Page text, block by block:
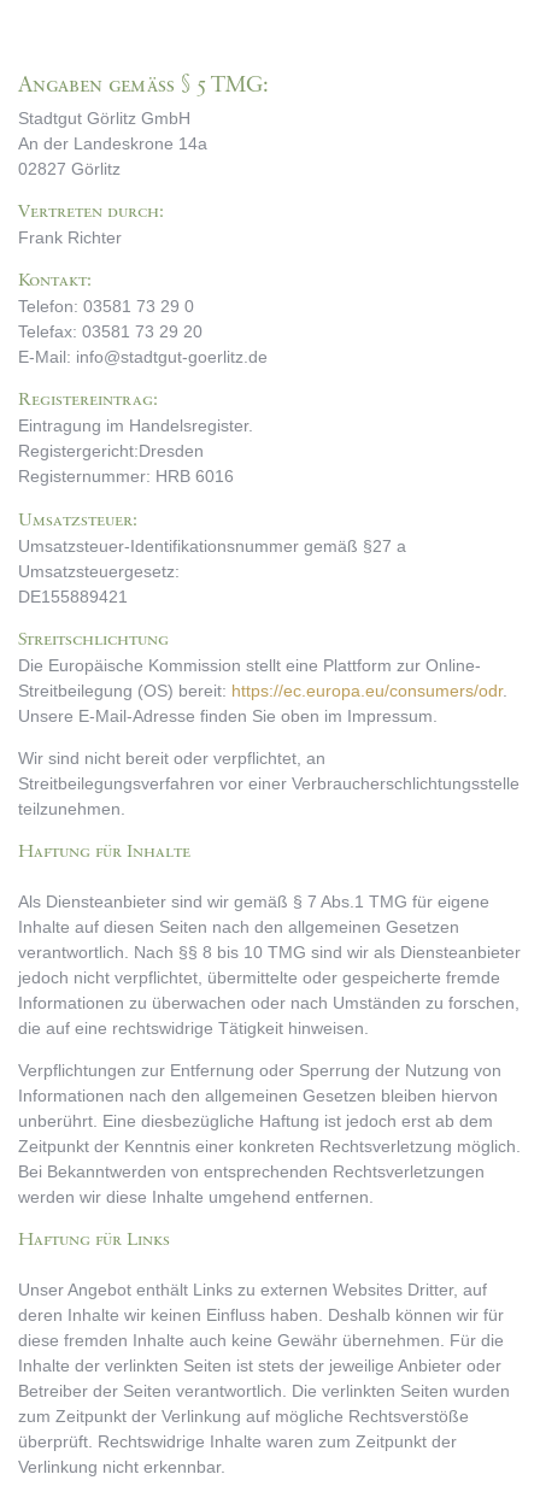
Angaben gemäß § 5 TMG:
Stadtgut Görlitz GmbH
An der Landeskrone 14a
02827 Görlitz
Vertreten durch:
Frank Richter
Kontakt:
Telefon: 03581 73 29 0
Telefax: 03581 73 29 20
E-Mail: info@stadtgut-goerlitz.de
Registereintrag:
Eintragung im Handelsregister.
Registergericht:Dresden
Registernummer: HRB 6016
Umsatzsteuer:
Umsatzsteuer-Identifikationsnummer gemäß §27 a
Umsatzsteuergesetz:
DE155889421
Streitschlichtung
Die Europäische Kommission stellt eine Plattform zur Online-
Streitbeilegung (OS) bereit: https://ec.europa.eu/consumers/odr.
Unsere E-Mail-Adresse finden Sie oben im Impressum.
Wir sind nicht bereit oder verpflichtet, an
Streitbeilegungsverfahren vor einer Verbraucherschlichtungsstelle
teilzunehmen.
Haftung für Inhalte
Als Diensteanbieter sind wir gemäß § 7 Abs.1 TMG für eigene
Inhalte auf diesen Seiten nach den allgemeinen Gesetzen
verantwortlich. Nach §§ 8 bis 10 TMG sind wir als Diensteanbieter
jedoch nicht verpflichtet, übermittelte oder gespeicherte fremde
Informationen zu überwachen oder nach Umständen zu forschen,
die auf eine rechtswidrige Tätigkeit hinweisen.
Verpflichtungen zur Entfernung oder Sperrung der Nutzung von
Informationen nach den allgemeinen Gesetzen bleiben hiervon
unberührt. Eine diesbezügliche Haftung ist jedoch erst ab dem
Zeitpunkt der Kenntnis einer konkreten Rechtsverletzung möglich.
Bei Bekanntwerden von entsprechenden Rechtsverletzungen
werden wir diese Inhalte umgehend entfernen.
Haftung für Links
Unser Angebot enthält Links zu externen Websites Dritter, auf
deren Inhalte wir keinen Einfluss haben. Deshalb können wir für
diese fremden Inhalte auch keine Gewähr übernehmen. Für die
Inhalte der verlinkten Seiten ist stets der jeweilige Anbieter oder
Betreiber der Seiten verantwortlich. Die verlinkten Seiten wurden
zum Zeitpunkt der Verlinkung auf mögliche Rechtsverstöße
überprüft. Rechtswidrige Inhalte waren zum Zeitpunkt der
Verlinkung nicht erkennbar.